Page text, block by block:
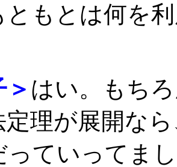
ともとは何を
はい。もち
定理が展開な
っていってま